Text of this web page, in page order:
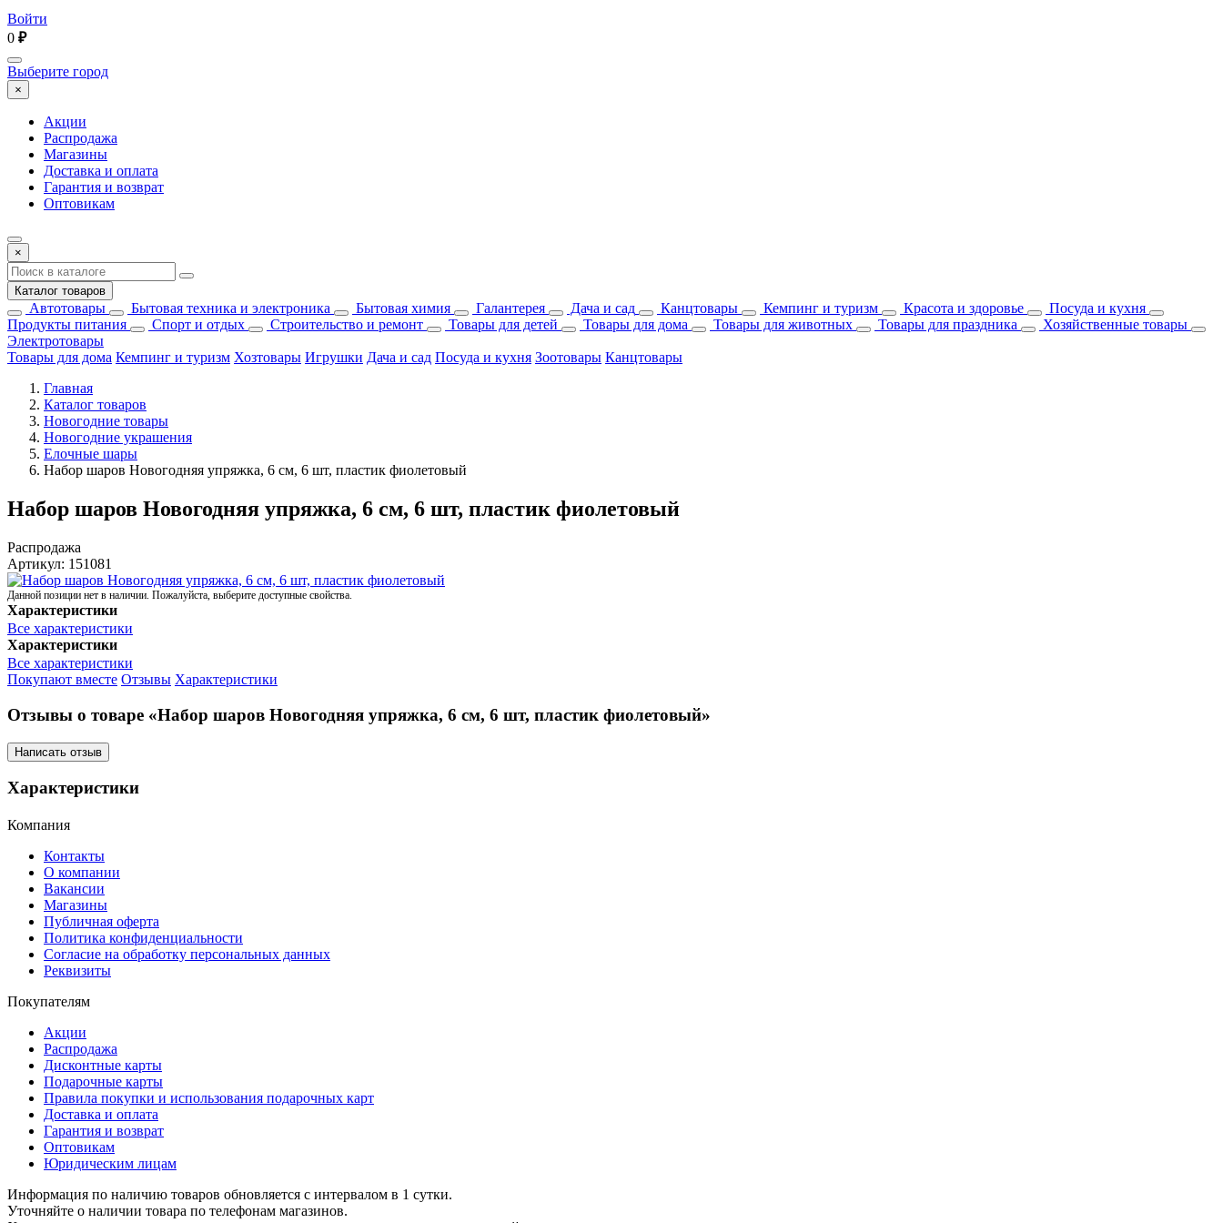
Войти
0 ₽
Выберите город
×
Акции
Распродажа
Магазины
Доставка и оплата
Гарантия и возврат
Оптовикам
×
Каталог товаров
Автотовары Бытовая техника и электроника Бытовая химия Галантерея Дача и сад Канцтовары Кемпинг и туризм Красота и здоровье
Посуда и кухня
Продукты питания
Спорт и отдых Строительство и ремонт Товары для детей Товары для дома Товары для животных Товары для праздника
Хозяйственные товары
Электротовары
Товары для дома Кемпинг и туризм Хозтовары Игрушки Дача и сад Посуда и кухня Зоотовары Канцтовары
Главная
Каталог товаров
Новогодние товары
Новогодние украшения
Елочные шары
Набор шаров Новогодняя упряжка, 6 см, 6 шт, пластик фиолетовый
Набор шаров Новогодняя упряжка, 6 см, 6 шт, пластик фиолетовый
Распродажа
Артикул: 151081
Данной позиции нет в наличии. Пожалуйста, выберите доступные свойства.
Характеристики
Все характеристики
Характеристики
Все характеристики
Покупают вместе Отзывы Характеристики
Отзывы о товаре «Набор шаров Новогодняя упряжка, 6 см, 6 шт, пластик фиолетовый»
Написать отзыв
Характеристики
Компания
Контакты
О компании
Вакансии
Магазины
Публичная оферта
Политика конфиденциальности
Согласие на обработку персональных данных
Реквизиты
Покупателям
Акции
Распродажа
Дисконтные карты
Подарочные карты
Правила покупки и использования подарочных карт
Доставка и оплата
Гарантия и возврат
Оптовикам
Юридическим лицам
Информация по наличию товаров обновляется с интервалом в 1 сутки.
Уточняйте о наличии товара по телефонам магазинов.